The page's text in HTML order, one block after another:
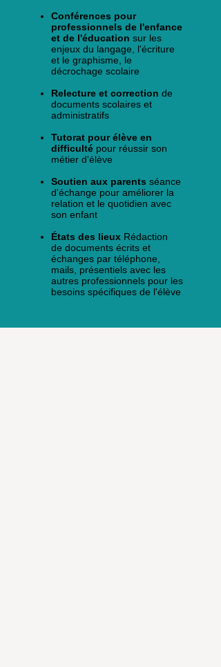
Conférences pour
professionnels de l'enfance
et de l'éducation sur les
enjeux du langage, l'écriture
et le graphisme, le
décrochage scolaire
Relecture et correction de
documents scolaires et
administratifs
Tutorat pour élève en
difficulté pour réussir son
métier d'élève
Soutien aux parents séance
d'échange pour améliorer la
relation et le quotidien avec
son enfant
États des lieux Rédaction
de documents écrits et
échanges par téléphone,
mails, présentiels avec les
autres professionnels pour les
besoins spécifiques de l'élève